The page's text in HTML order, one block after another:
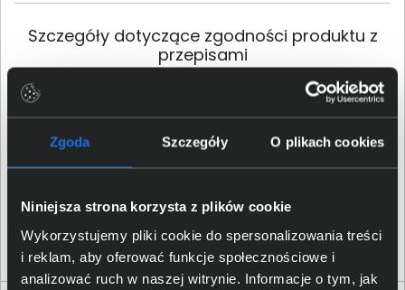
Zgoda Szczegóły O plikach cookies
Niniejsza strona korzysta z plików cookie
Wykorzystujemy pliki cookie do spersonalizowania treści
i reklam, aby oferować funkcje społecznościowe i
analizować ruch w naszej witrynie. Informacje o tym, jak
Szczegóły dotyczące zgodności produktu z
przepisami
HP Inc.; 1501 Page Mill Road,
Palo Alto, CA 94304, United
States; Phone:+ 1 650-857-
1501
Osoba odpowiedzialna za
HP REG 23010; 08028
Barcelona, Spain; Email
contact:reg@hp.com